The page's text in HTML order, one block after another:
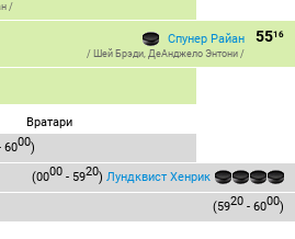
/
5516
Спунер Райан
/ Шей Брэди, ДеАнджело Энтони /
Вратари
6000)
(0000 - 5920) Лундквист Хенрик
(5920 - 6000)